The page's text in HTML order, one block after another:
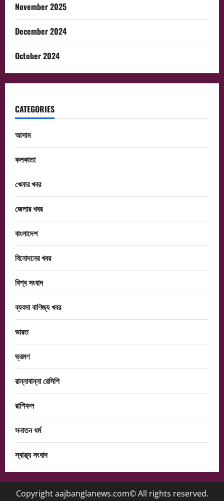
November 2025
December 2024
October 2024
CATEGORIES
আসাম
কলকাতা
খেলার খবর
জেলার খবর
বাংলাদেশ
বিনোদনের খবর
বিশ্ব সংবাদ
ব্যবসা বাণিজ্য খবর
ভারত
ভ্রমণ
রান্নাবান্না রেসিপি
রাশিফল
সনাতন ধর্ম
স্বাস্থ্য সংবাদ
Copyright aajbanglanews.com© All rights reserved.